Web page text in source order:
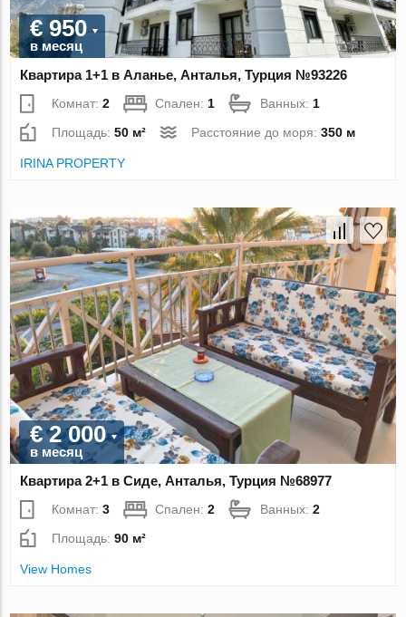
€ 950
в месяц
Квартира 1+1 в Аланье, Анталья, Турция №93226
Комнат:2 Спален: 1 Ванных: 1
Площадь:50 м² Расстояние до моря:350 м
IRINA PROPERTY
€ 2 000
в месяц
Квартира 2+1 в Сиде, Анталья, Турция №68977
Комнат:3 Спален:2 Ванных:2
Площадь:90 м²
View Homes